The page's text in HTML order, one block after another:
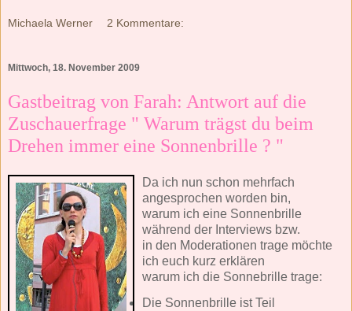
Michaela Werner 2 Kommentare:
Mittwoch, 18. November 2009
Gastbeitrag von Farah: Antwort auf die
Zuschauerfrage " Warum trägst du beim
Drehen immer eine Sonnenbrille ? "
Da ich nun schon mehrfach
angesprochen worden bin,
warum ich eine Sonnenbrille
während der Interviews bzw.
in den Moderationen trage möchte
ich euch kurz erklären
warum ich die Sonnebrille trage:
Die Sonnenbrille ist Teil